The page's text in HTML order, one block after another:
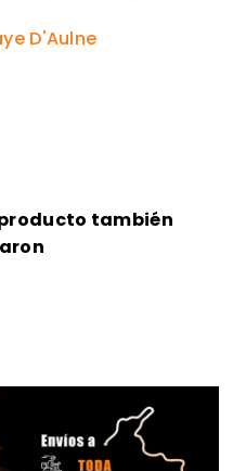
D'Aulne
también